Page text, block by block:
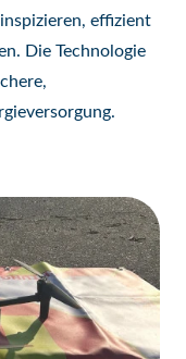
effizient
Die Technologie